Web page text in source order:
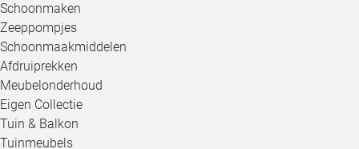
Schoonmaken
Zeeppompjes
Schoonmaakmiddelen
Afdruiprekken
Meubelonderhoud
Eigen Collectie
Tuin & Balkon
Tuinmeubels